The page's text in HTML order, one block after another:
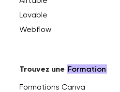
Lovable
Webflow
Trouvez une Formation
Formations Canva